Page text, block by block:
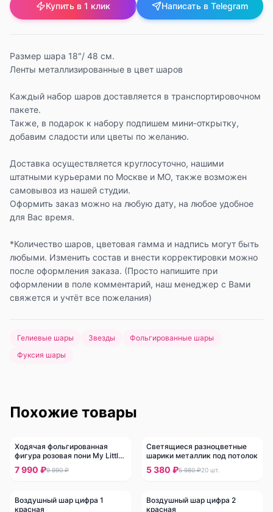
Купить в 1 клик Написать в Telegram
Размер шара 18″/ 48 см.
Ленты металлизированные в цвет шаров
Каждый набор шаров доставляется в транспортировочном
пакете.
Также, в подарок к набору подпишем мини-открытку,
добавим сладости или цветы по желанию.
Доставка осуществляется круглосуточно, нашими
штатными курьерами по Москве и МО, также возможен
самовывоз из нашей студии.
Оформить заказ можно на любую дату, на любое удобное
для Вас время.
*Количество шаров, цветовая гамма и надпись могут быть
любыми. Изменить состав и внести корректировки можно
после оформления заказа. (Просто напишите при
оформлении в поле комментарий, наш менеджер с Вами
свяжется и учтёт все пожелания)
Гелиевые шары Звезды
Фольгированные шары
Фуксия шары
Похожие товары
-20%
Ходячая фольгированная
фигура розовая пони My Little
Pony
7 990 ₽9 990 ₽
-10%
Светящиеся разноцветные
шарики металлик под потолок
5 380 ₽5 980 ₽20 шт.
Воздушный шар цифра 1
красная
Воздушный шар цифра 2
красная